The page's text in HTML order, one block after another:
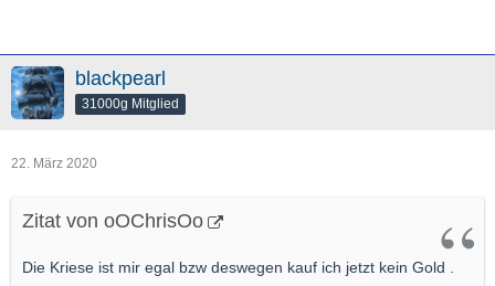
blackpearl
31000g Mitglied
22. März 2020
Zitat von oOChrisOo
Die Kriese ist mir egal bzw deswegen kauf ich jetzt kein Gold .